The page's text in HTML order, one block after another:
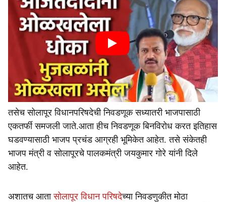
तसेच सोलापूर विधानपरिषदेची निवडणूक सध्यातरी भाजपासाठी
एकतर्फी समजली जाते.आता हीच निवडणूक बिनविरोध करत इतिहास
घडवण्यासाठी भाजप प्रचंड आग्रही भूमिकेत आहेत. तसे संकेतही
भाजप मंत्री व सोलापूरचे पालकमंत्री जयकुमार गोरे यांनी दिले
आहेत.
अशातच आतासोलापूर विधान परिषदेच्या निवडणुकीत मोठा